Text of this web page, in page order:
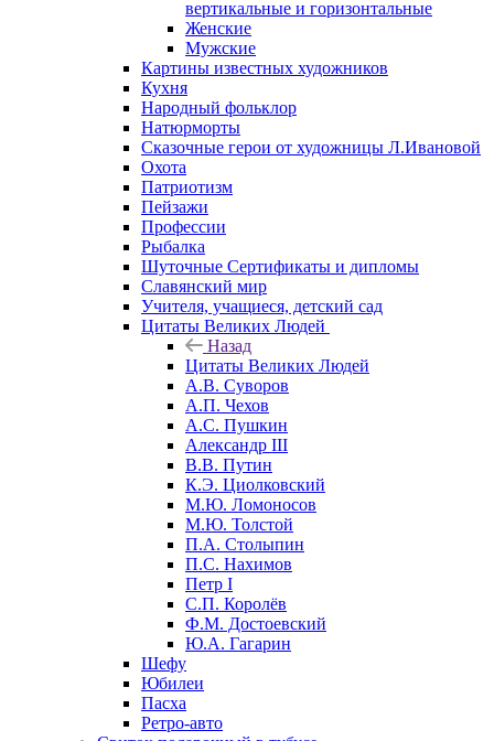
вертикальные и горизонтальные
Женские
Мужские
Картины известных художников
Кухня
Народный фольклор
Натюрморты
Сказочные герои от художницы Л.Ивановой
Охота
Патриотизм
Пейзажи
Профессии
Рыбалка
Шуточные Сертификаты и дипломы
Славянский мир
Учителя, учащиеся, детский сад
Цитаты Великих Людей
Назад
Цитаты Великих Людей
А.В. Суворов
А.П. Чехов
А.С. Пушкин
Александр III
В.В. Путин
К.Э. Циолковский
М.Ю. Ломоносов
М.Ю. Толстой
П.А. Столыпин
П.С. Нахимов
Петр I
С.П. Королёв
Ф.М. Достоевский
Ю.А. Гагарин
Шефу
Юбилеи
Пасха
Ретро-авто